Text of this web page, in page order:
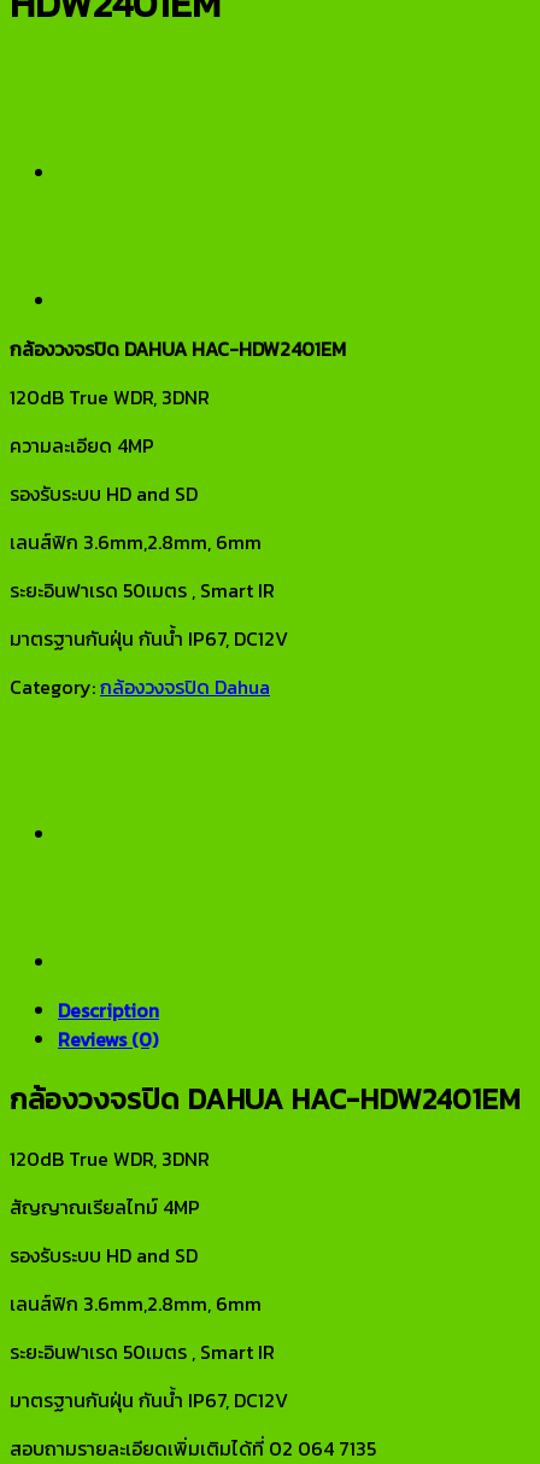
กล้องวงจรปิด DAHUA HAC-HDW2401EM
120dB True WDR, 3DNR
ความละเอียด 4MP
รองรับระบบ HD and SD
เลนส์ฟิก 3.6mm,2.8mm, 6mm
ระยะอินฟาเรด 50เมตร , Smart IR
มาตรฐานกันฝุ่น กันน้ำ IP67, DC12V
Category:กล้องวงจรปิด Dahua
Description
Reviews (0)
กล้องวงจรปิด DAHUA HAC-HDW2401EM
120dB True WDR, 3DNR
สัญญาณเรียลไทม์ 4MP
รองรับระบบ HD and SD
เลนส์ฟิก 3.6mm,2.8mm, 6mm
ระยะอินฟาเรด 50เมตร , Smart IR
มาตรฐานกันฝุ่น กันน้ำ IP67, DC12V
สอบถามรายละเอียดเพิ่มเติมได้ที่ 02 064 7135